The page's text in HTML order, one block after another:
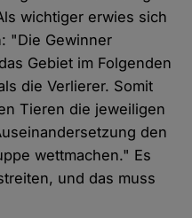
wichtiger erwies sich
"Die Gewinner
Gebiet im Folgenden
die Verlierer. Somit
Tieren die jeweiligen
den
wettmachen." Es
und das muss